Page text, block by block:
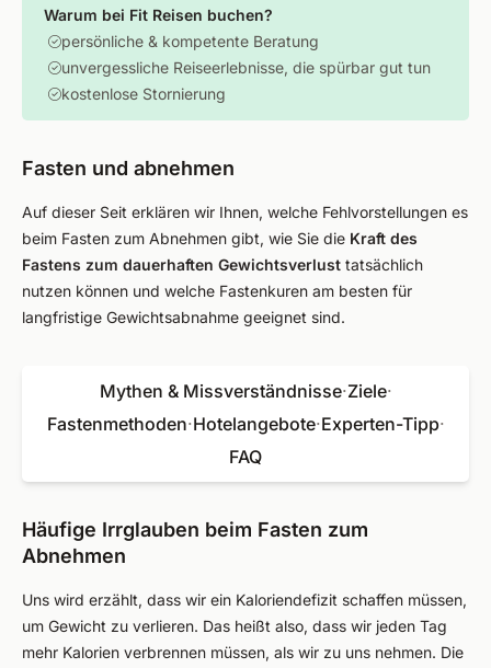
Warum bei Fit Reisen buchen?
persönliche & kompetente Beratung
unvergessliche Reiseerlebnisse, die spürbar gut tun
kostenlose Stornierung
Fasten und abnehmen
Auf dieser Seit erklären wir Ihnen, welche Fehlvorstellungen es
beim Fasten zum Abnehmen gibt, wie Sie die Kraft des
Fastens zum dauerhaften Gewichtsverlust tatsächlich
nutzen können und welche Fastenkuren am besten für
langfristige Gewichtsabnahme geeignet sind.
Mythen & Missverständnisse·Ziele·
Fastenmethoden·Hotelangebote·Experten-Tipp·
FAQ
Häufige Irrglauben beim Fasten zum
Abnehmen
Uns wird erzählt, dass wir ein Kaloriendefizit schaffen müssen,
um Gewicht zu verlieren. Das heißt also, dass wir jeden Tag
mehr Kalorien verbrennen müssen, als wir zu uns nehmen. Die